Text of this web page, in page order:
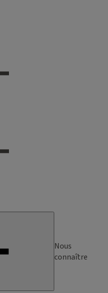
Nous
connaître